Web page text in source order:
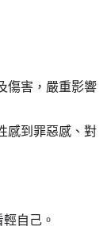
傷害，嚴重影響
感到罪惡感、對
自己。